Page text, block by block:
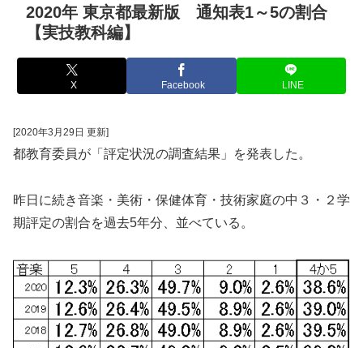
2020年 東京都最新版 通知表1～5の割合
【実技教科編】
X Facebook LINE
[2020年3月29日 更新]
都教育委員が「評定状況の調査結果」を発表した。
昨日に続き音楽・美術・保健体育・技術家庭の中３・２学
期評定の割合を過去5年分、並べている。